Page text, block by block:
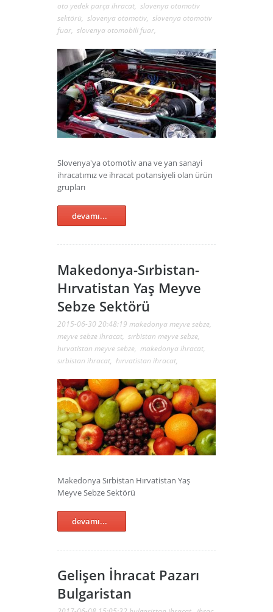
oto yedek parça ihracat, slovenya otomotiv
sektörü, slovenya otomotiv, slovenya otomotiv
fuar, slovenya otomobili fuar,
Slovenya'ya otomotiv ana ve yan sanayi
ihracatımız ve ihracat potansiyeli olan ürün
grupları
devamı...
Makedonya-Sırbistan-
Hırvatistan Yaş Meyve
Sebze Sektörü
2015-06-30 20:48:19 makedonya meyve sebze,
meyve sebze ihracat, sırbistan meyve sebze,
hırvatistan meyve sebze, makedonya ihracat,
sırbistan ihracat, hırvatistan ihracat,
Makedonya Sırbistan Hırvatistan Yaş
Meyve Sebze Sektörü
devamı...
Gelişen İhracat Pazarı
Bulgaristan